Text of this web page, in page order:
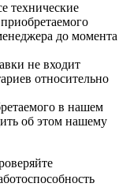
технические
до момента
не входит
относительно
в нашем
об этом нашему